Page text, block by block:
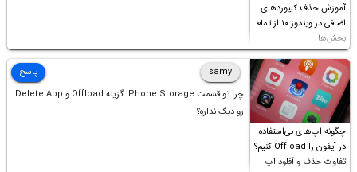
آموزش حذف کیبوردهای
اضافی در ویندوز ۱۰ از تمام
بخش‌ها
چگونه اپ‌های بی‌استفاده
در آیفون را Offload کنیم؟
تفاوت حذف و آفلود اپ
samy
چرا تو قسمت iPhone Storage گزینه Offload و Delete App
رو دیگ نداره؟
پاسخ